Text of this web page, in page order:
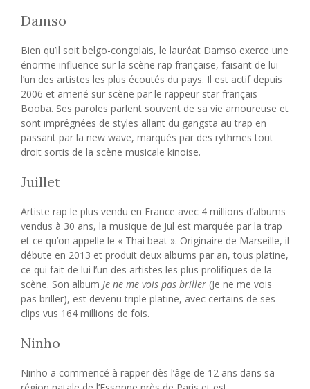
Damso
Bien qu’il soit belgo-congolais, le lauréat Damso exerce une
énorme influence sur la scène rap française, faisant de lui
l’un des artistes les plus écoutés du pays. Il est actif depuis
2006 et amené sur scène par le rappeur star français
Booba. Ses paroles parlent souvent de sa vie amoureuse et
sont imprégnées de styles allant du gangsta au trap en
passant par la new wave, marqués par des rythmes tout
droit sortis de la scène musicale kinoise.
Juillet
Artiste rap le plus vendu en France avec 4 millions d’albums
vendus à 30 ans, la musique de Jul est marquée par la trap
et ce qu’on appelle le « Thai beat ». Originaire de Marseille, il
débute en 2013 et produit deux albums par an, tous platine,
ce qui fait de lui l’un des artistes les plus prolifiques de la
scène. Son album Je ne me vois pas briller (Je ne me vois
pas briller), est devenu triple platine, avec certains de ses
clips vus 164 millions de fois.
Ninho
Ninho a commencé à rapper dès l’âge de 12 ans dans sa